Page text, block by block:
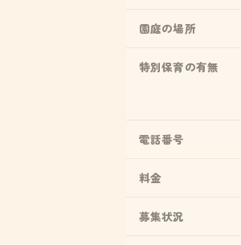
園庭の場所
特別保育の有無
電話番号
料金
募集状況